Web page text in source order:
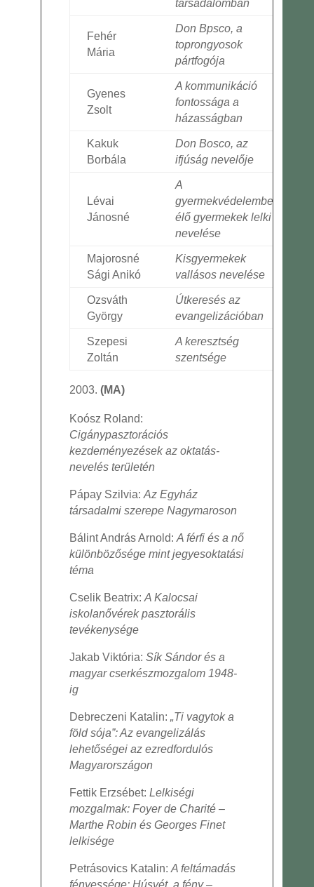
társadalomban
Fehér
Mária
Don Bpsco, a
toprongyosok
pártfogója
Gyenes
Zsolt
A kommunikáció
fontossága a
házasságban
Kakuk
Borbála
Don Bosco, az
ifjúság nevelője
Lévai
Jánosné
A
gyermekvédelemben
élő gyermekek lelki
nevelése
Majorosné
Sági Anikó
Kisgyermekek
vallásos nevelése
Ozsváth
György
Útkeresés az
evangelizációban
Szepesi
Zoltán
A keresztség
szentsége
(MA)
Koósz Roland:
Cigánypasztorációs
kezdeményezések az oktatás-
nevelés területén
Pápay Szilvia:Az Egyház
társadalmi szerepe Nagymaroson
Bálint András Arnold:A férfi és a nő
különbözősége mint jegyesoktatási
téma
Cselik Beatrix:A Kalocsai
iskolanővérek pasztorális
tevékenysége
Jakab Viktória:Sík Sándor és a
magyar cserkészmozgalom 1948-
ig
Debreczeni Katalin:„Ti vagytok a
föld sója”: Az evangelizálás
lehetőségei az ezredfordulós
Magyarországon
Fettik Erzsébet:Lelkiségi
mozgalmak: Foyer de Charité –
Marthe Robin és Georges Finet
lelkisége
Petrásovics Katalin:A feltámadás
fényessége: Húsvét, a fény –